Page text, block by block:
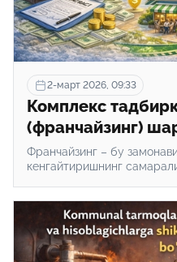
2-март 2026, 09:33
Комплекс
(франчайзинг)
асос ва амалий
Франчайзинг – бу
кенгайтиришнинг